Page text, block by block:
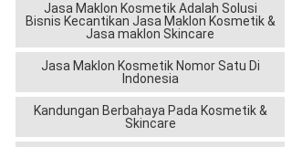
Jasa Maklon Kosmetik Adalah Solusi
Bisnis Kecantikan Jasa Maklon Kosmetik &
Jasa maklon Skincare
Jasa Maklon Kosmetik Nomor Satu Di
Indonesia
Kandungan Berbahaya Pada Kosmetik &
Skincare